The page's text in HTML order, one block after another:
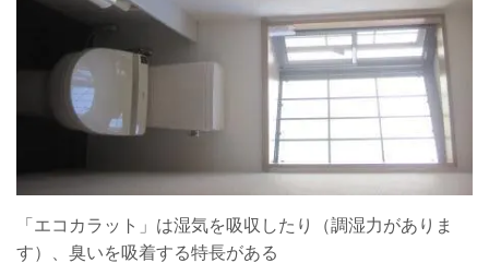
「エコカラット」は湿気を吸収したり（調湿力がありま
す）、臭いを吸着する特長がある